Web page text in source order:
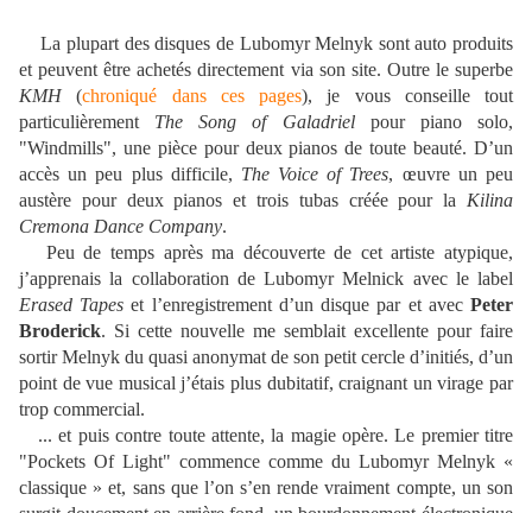
La plupart des disques de Lubomyr Melnyk sont auto produits
et peuvent être achetés directement via son site. Outre le superbe
KMH (chroniqué dans ces pages), je vous conseille tout
particulièrement The Song of Galadrielpour piano solo,
"Windmills", une pièce pour deux pianos de toute beauté. D’un
accès un peu plus difficile, The Voice of Trees, œuvre un peu
austère pour deux pianos et trois tubas créée pour la Kilina
Cremona Dance Company.
Peu de temps après ma découverte de cet artiste atypique,
j’apprenais la collaboration de Lubomyr Melnick avec le label
Erased Tapes et l’enregistrement d’un disque par et avecPeter
Broderick. Si cette nouvelle me semblait excellente pour faire
sortir Melnyk du quasi anonymat de son petit cercle d’initiés, d’un
point de vue musical j’étais plus dubitatif, craignant un virage par
trop commercial.
... et puis contre toute attente, la magie opère. Le premier titre
"Pockets Of Light" commence comme du Lubomyr Melnyk «
classique » et, sans que l’on s’en rende vraiment compte, un son